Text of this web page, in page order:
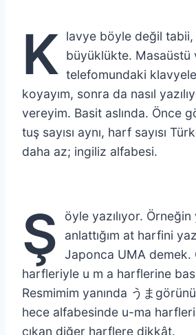
K
lavye böyle değil tabii,
büyüklükte. Masaüstü
telefomundaki
koyayım, sonra da nasıl
vereyim. Basit aslında. Önce
tuş sayısı aynı, harf sayısı
daha az; ingiliz alfabesi.
Ş
öyle yazılıyor. Örneğin
anlattığım at harfini
Japonca UMA demek.
harfleriyle u m a harflerine
Resmimim yanında うま
hece alfabesinde u-ma
çıkan diğer harflere dikkât.